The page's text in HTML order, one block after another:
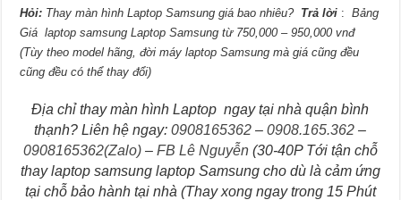
Hỏi: Thay màn hình Laptop Samsung giá bao nhiêu? Trả lời :Bảng
Giá laptop samsung Laptop Samsung từ 750,000 – 950,000 vnđ
(Tùy theo model hãng, đời máy laptop Samsung mà giá cũng đều
cũng đều có thể thay đổi)
Địa chỉ thay màn hình Laptop ngay tại nhà quận bình
thạnh? Liên hệ ngay:0908165362 –0908.165.362 –
0908165362(Zalo)– FB Lê Nguyễn(30-40P Tới tận chỗ
thay laptop samsung laptop Samsung cho dù là cảm ứng
tại chỗ bảo hành tại nhà (Thay xong ngay trong 15 Phút